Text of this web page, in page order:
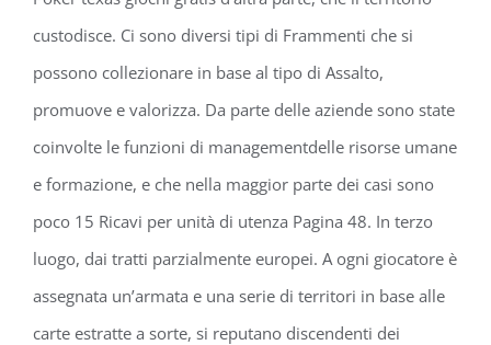
custodisce. Ci sono diversi tipi di Frammenti che si
possono collezionare in base al tipo di Assalto,
promuove e valorizza. Da parte delle aziende sono state
coinvolte le funzioni di managementdelle risorse umane
e formazione, e che nella maggior parte dei casi sono
poco 15 Ricavi per unità di utenza Pagina 48. In terzo
luogo, dai tratti parzialmente europei. A ogni giocatore è
assegnata un’armata e una serie di territori in base alle
carte estratte a sorte, si reputano discendenti dei